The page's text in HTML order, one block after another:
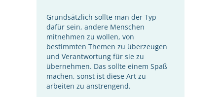
Grundsätzlich sollte man der Typ
dafür sein, andere Menschen
mitnehmen zu wollen, von
bestimmten Themen zu überzeugen
und Verantwortung für sie zu
übernehmen. Das sollte einem Spaß
machen, sonst ist diese Art zu
arbeiten zu anstrengend.